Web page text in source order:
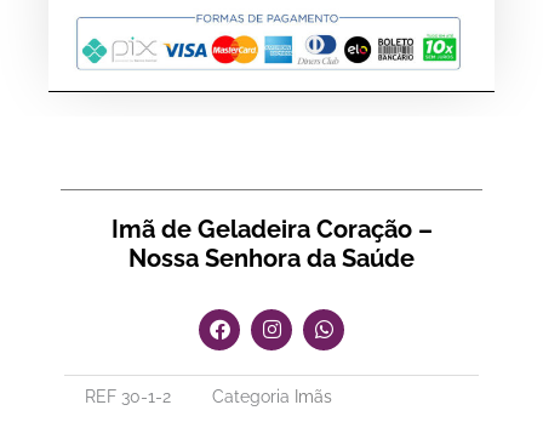
-
Nossa
Senhora
Imã de Geladeira Coração –
Nossa Senhora da Saúde
F
a
c
e
b
I
n
s
t
a
W
h
a
t
s
REF 30-1-2 Categoria Imãs